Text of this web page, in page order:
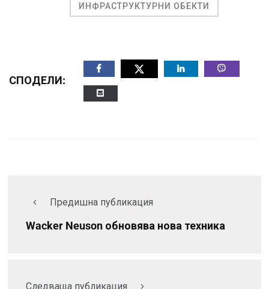
ИНФРАСТРУКТУРНИ ОБЕКТИ
СПОДЕЛИ:
Предишна публикация
Wacker Neuson обновява нова техника
Следваща публикация